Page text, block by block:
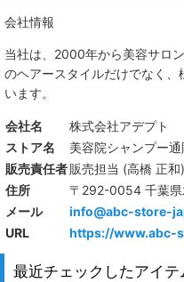
会社情報
当社は、 2000年から美容サロ
のヘアースタイルだけでなく
います。
会社名
株式会社アデプト
ストア名
美容院シャンプー
販売責任者販売担当 (高橋 正和)
住所
〒292-0054 千葉
メール
info@abc-store-
URL
https://www.abc-
最近チェックしたアイテ